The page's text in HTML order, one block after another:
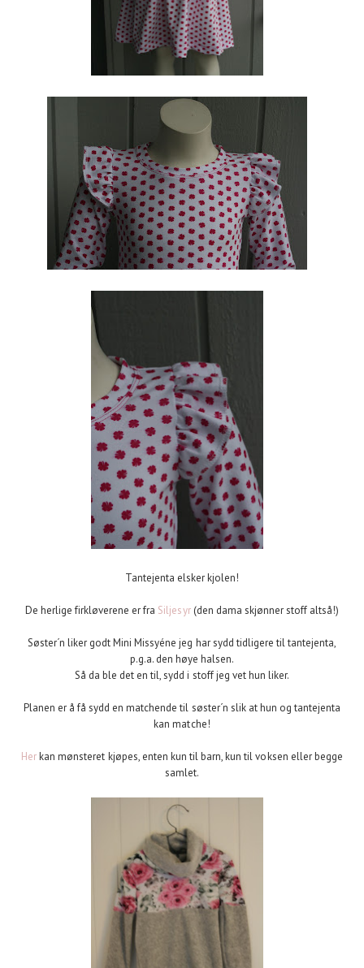
Tantejenta elsker kjolen!
De herlige firkløverene er fra Siljesyr(den dama skjønner stoff altså!)
Søster´n liker godt Mini Missyéne jeg har sydd tidligere til tantejenta,
p.g.a. den høye halsen.
Så da ble det en til, sydd i stoff jeg vet hun liker.
Planen er å få sydd en matchende til søster´n slik at hun og tantejenta
kan matche!
Herkan mønsteret kjøpes, enten kun til barn, kun til voksen eller begge
samlet.